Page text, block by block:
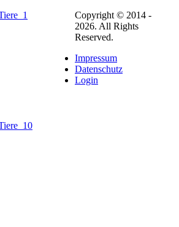
Copyright © 2014 -
2026. All Rights
Reserved.
Impressum
Datenschutz
Login